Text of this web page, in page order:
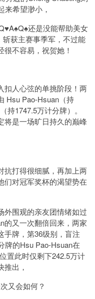
来希望渺小，
还是没能帮助美女
获主赛事季军，不过能
不容易，祝贺她！
扣人心弦的单挑阶段！两
Hsu Pao-Hsuan（持
持1747.5万计分牌）。
将是一场旷日持久的巅峰
抗打得很细腻，再加上两
们对冠军奖杯的渴望势在
外围观的亲友团情绪如过
的又一次翻倍回来，两家
手牌，第36级别，盲注
牌的Hsu Pao-Hsuan在
置此时仅剩下242.5万计
推出，
又会如何？